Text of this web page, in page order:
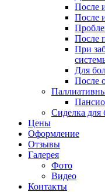
После
После
После
При
Для
После
Сиделка для
Цены
Оформление
Отзывы
Галерея
Фото
Видео
Контакты